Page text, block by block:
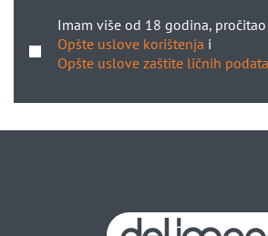
Imam više od 18 godina,
Opšte uslove korištenja i
Opšte uslove zaštite ličnih